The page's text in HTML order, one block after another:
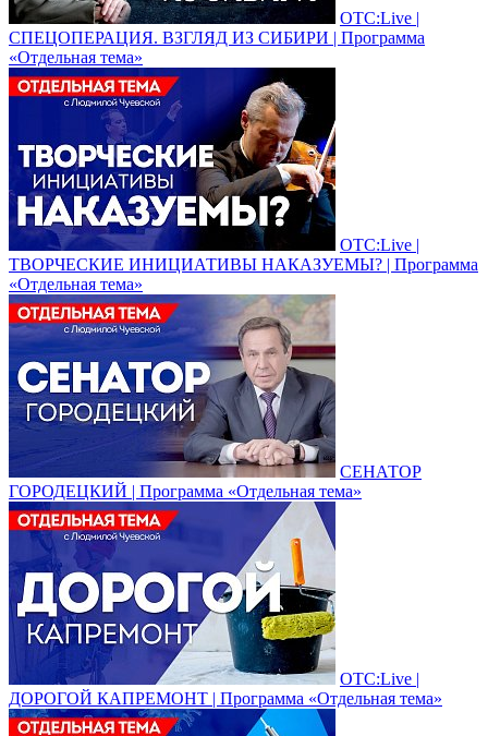
ОТС:Live |
СПЕЦОПЕРАЦИЯ. ВЗГЛЯД ИЗ СИБИРИ | Программа
«Отдельная тема»
ОТС:Live |
ТВОРЧЕСКИЕ ИНИЦИАТИВЫ НАКАЗУЕМЫ? | Программа
«Отдельная тема»
СЕНАТОР
ГОРОДЕЦКИЙ | Программа «Отдельная тема»
ОТС:Live |
ДОРОГОЙ КАПРЕМОНТ | Программа «Отдельная тема»